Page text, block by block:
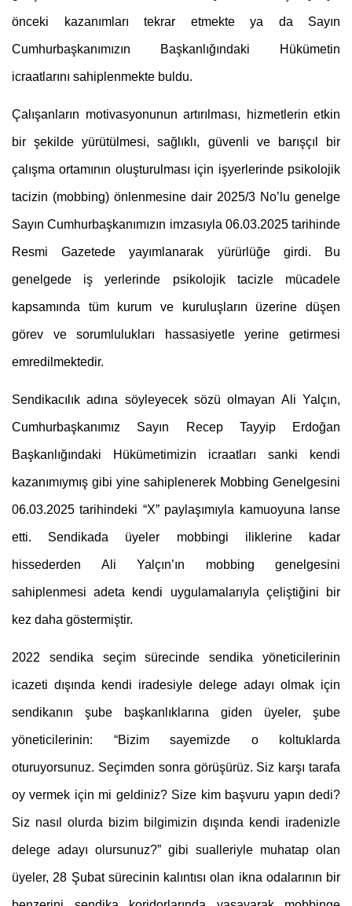
önceki kazanımları tekrar etmekte ya da Sayın
Cumhurbaşkanımızın Başkanlığındaki Hükümetin
icraatlarını sahiplenmekte buldu.
Çalışanların motivasyonunun artırılması, hizmetlerin etkin
bir şekilde yürütülmesi, sağlıklı, güvenli ve barışçıl bir
çalışma ortamının oluşturulması için işyerlerinde psikolojik
tacizin (mobbing) önlenmesine dair 2025/3 No’lu genelge
Sayın Cumhurbaşkanımızın imzasıyla 06.03.2025 tarihinde
Resmi Gazetede yayımlanarak yürürlüğe girdi. Bu
genelgede iş yerlerinde psikolojik tacizle mücadele
kapsamında tüm kurum ve kuruluşların üzerine düşen
görev ve sorumlulukları hassasiyetle yerine getirmesi
emredilmektedir.
Sendikacılık adına söyleyecek sözü olmayan Ali Yalçın,
Cumhurbaşkanımız Sayın Recep Tayyip Erdoğan
Başkanlığındaki Hükümetimizin icraatları sanki kendi
kazanımıymış gibi yine sahiplenerek Mobbing Genelgesini
06.03.2025 tarihindeki “X” paylaşımıyla kamuoyuna lanse
etti. Sendikada üyeler mobbingi iliklerine kadar
hissederden Ali Yalçın’ın mobbing genelgesini
sahiplenmesi adeta kendi uygulamalarıyla çeliştiğini bir
kez daha göstermiştir.
2022 sendika seçim sürecinde sendika yöneticilerinin
icazeti dışında kendi iradesiyle delege adayı olmak için
sendikanın şube başkanlıklarına giden üyeler, şube
yöneticilerinin: “Bizim sayemizde o koltuklarda
oturuyorsunuz. Seçimden sonra görüşürüz. Siz karşı tarafa
oy vermek için mi geldiniz? Size kim başvuru yapın dedi?
Siz nasıl olurda bizim bilgimizin dışında kendi iradenizle
delege adayı olursunuz?” gibi sualleriyle muhatap olan
üyeler, 28 Şubat sürecinin kalıntısı olan ikna odalarının bir